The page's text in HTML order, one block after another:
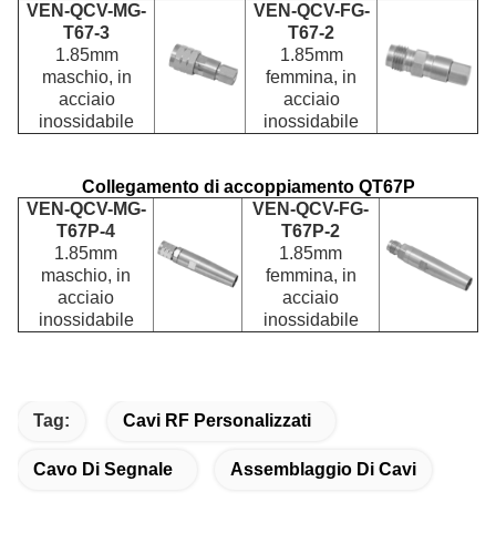
VEN-QCV-MG-
T67-3
1.85mm
maschio, in
acciaio
inossidabile
VEN-QCV-FG-
T67-2
1.85mm
femmina, in
acciaio
inossidabile
Collegamento di accoppiamento QT67P
VEN-QCV-MG-
T67P-4
1.85mm
maschio, in
acciaio
inossidabile
VEN-QCV-FG-
T67P-2
1.85mm
femmina, in
acciaio
inossidabile
Tag: Cavi RF Personalizzati
Cavo Di Segnale Assemblaggio Di Cavi